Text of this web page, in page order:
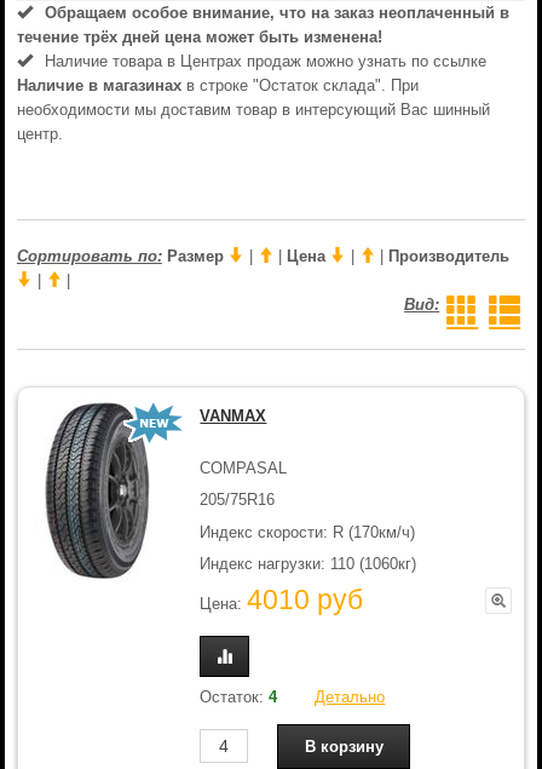
Обращаем особое внимание, что на заказ неоплаченный в
течениe трёх дней цена может быть изменена!
Наличие товара в Центрах продаж можно узнать по ссылке
Наличие в магазинахв строке "Остаток склада". При
необходимости мы доставим товар в интерсующий Вас шинный
центр.
Сортировать по: Размер Цена
Производитель
Вид:
VANMAX
COMPASAL
205/75R16
Индекс скорости: R (170км/ч)
Индекс нагрузки: 110 (1060кг)
Цена:4010 руб
Остаток:4 Детально